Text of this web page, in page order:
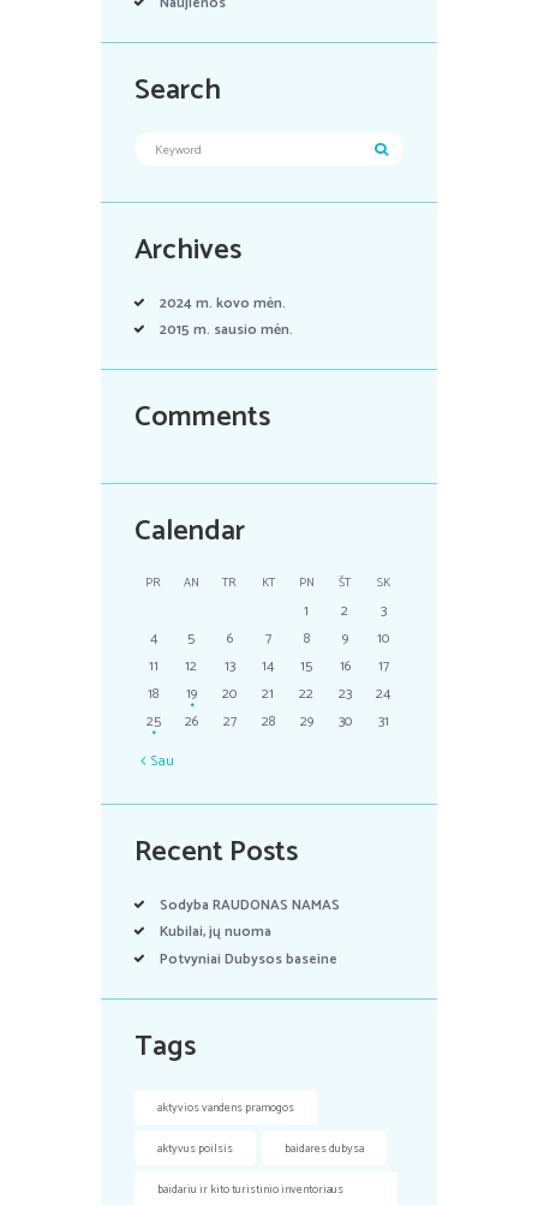
Search
Archives
2024 m. kovomėn.
2015 m. sausiomėn.
Comments
Calendar
PR AN TR KT PN ŠT SK
1 2
3
4
5 6 7 8 9
10
11
12 13 14 15 16
17
18
19 20 21 22 23
24
25
26 27 28 29 30
31
Sau
Recent Posts
Sodyba RAUDONAS NAMAS
Kubilai, jų nuoma
Potvyniai Dubysos baseine
Tags
aktyvios vandens pramogos
aktyvus poilsis baidares dubysa
baidariu ir kito turistinio inventoriaus